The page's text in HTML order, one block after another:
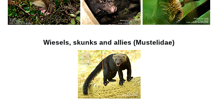
Wiesels, skunks and allies (Mustelidae)